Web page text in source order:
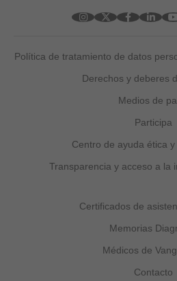
Política de tratamiento de datos
Derechos y deberes
Medios de
Participa
Centro de ayuda ética
Transparencia y acceso a la
Certificados de
Memorias
Médicos de
Contacto